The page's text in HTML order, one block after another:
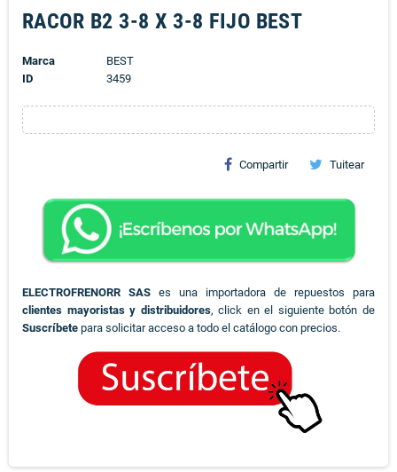
RACOR B2 3-8 X 3-8 FIJO BEST
Marca
BEST
ID
3459
Compartir Tuitear
ELECTROFRENORR SAS es una importadora de repuestos para
clientes mayoristas y distribuidores, click en el siguiente botón de
Suscríbete para solicitar acceso a todo el catálogo con precios.